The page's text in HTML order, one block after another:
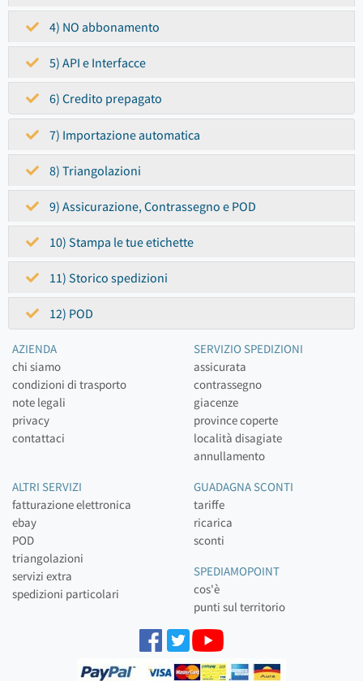
4) NO abbonamento
5) API e Interfacce
6) Credito prepagato
7) Importazione automatica
8) Triangolazioni
9) Assicurazione, Contrassegno e POD
10) Stampa le tue etichette
11) Storico spedizioni
12) POD
AZIENDA
chi siamo
condizioni di trasporto
note legali
privacy
contattaci
SERVIZIO SPEDIZIONI
assicurata
contrassegno
giacenze
province coperte
località disagiate
annullamento
ALTRI SERVIZI
fatturazione elettronica
ebay
POD
triangolazioni
servizi extra
spedizioni particolari
GUADAGNA SCONTI
tariffe
ricarica
sconti
SPEDIAMOPOINT
cos'è
punti sul territorio